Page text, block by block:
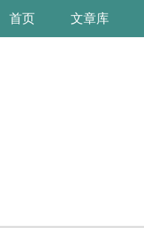
首页 文章库